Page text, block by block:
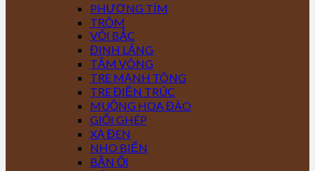
PHƯỢNG TÍM
TRÔM
VỐI BẮC
ĐINH LĂNG
TẦM VÔNG
TRE MẠNH TÔNG
TRE ĐIỀN TRÚC
MUỒNG HOA ĐÀO
GIỔI GHÉP
XẠ ĐEN
NHO BIỂN
BẦN ỔI